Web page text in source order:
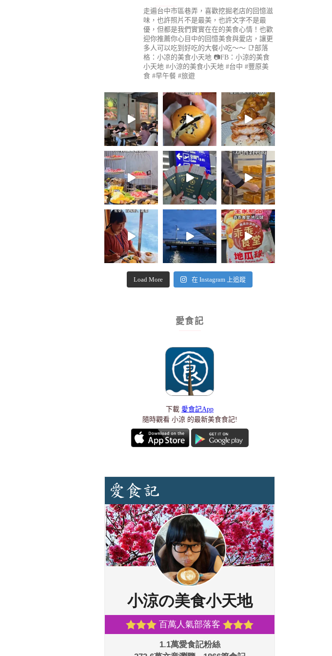
走遍台中市區巷弄，喜歡挖掘老店的回憶滋
味，也許照片不是最美，也許文字不是最
優，但都是我們實實在在的美食心情！也歡
迎你推薦你心目中的回憶美食與愛店，讓更
多人可以吃到好吃的大餐小吃～～ 📑部落
格：小凉的美食小天地 📷FB：小涼的美食
小天地 #小涼的美食小天地 #台中 #豐原美
食 #早午餐 #旅遊
Load More 在 Instagram 上追蹤
愛食記
下載 愛食記App
隨時觀看 小涼 的最新美食食記!